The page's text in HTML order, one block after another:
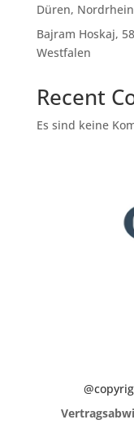
Düren,
Bajram Hoskaj,
Westfalen
Recent
Es sind keine